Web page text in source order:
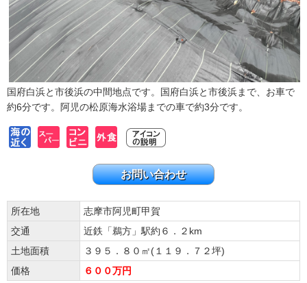
国府白浜と市後浜の中間地点です。国府白浜と市後浜まで、お車で
約6分です。阿児の松原海水浴場までの車で約3分です。
お問い合わせ
所在地
志摩市阿児町甲賀
交通
近鉄「鵜方」駅約６．２km
土地面積
３９５．８０㎡(１１９．７２坪)
価格
６００万円